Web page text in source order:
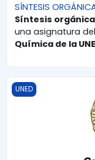
SÍNTESIS
Síntesis
una asignatura
Química de la
QUÍMICA ORGÁNICA
UNED